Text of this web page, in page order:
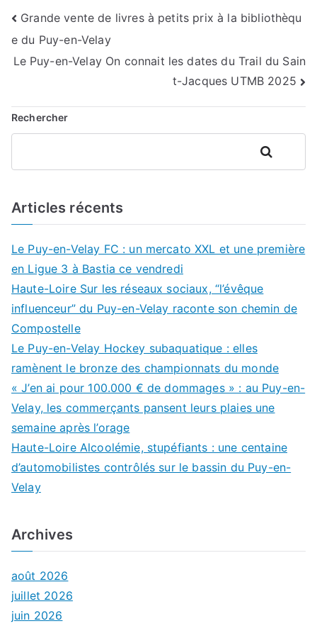
Navigation
de
Grande vente de livres à petits prix à la bibliothèqu
e du Puy-en-Velay
Le Puy-en-Velay On connait les dates du Trail du Sain
t-Jacques UTMB 2025
Rechercher
Rechercher
Articles récents
Le Puy-en-Velay FC : un mercato XXL et une première
en Ligue 3 à Bastia ce vendredi
Haute-Loire Sur les réseaux sociaux, “l’évêque
influenceur” du Puy-en-Velay raconte son chemin de
Compostelle
Le Puy-en-Velay Hockey subaquatique : elles
ramènent le bronze des championnats du monde
« J’en ai pour 100.000 € de dommages » : au Puy-en-
Velay, les commerçants pansent leurs plaies une
semaine après l’orage
Haute-Loire Alcoolémie, stupéfiants : une centaine
d’automobilistes contrôlés sur le bassin du Puy-en-
Velay
Archives
août 2026
juillet 2026
juin 2026